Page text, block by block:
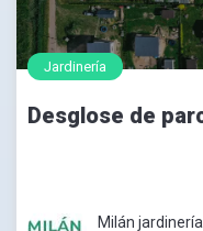
Jardinería
Desglose de
Milán jardinería